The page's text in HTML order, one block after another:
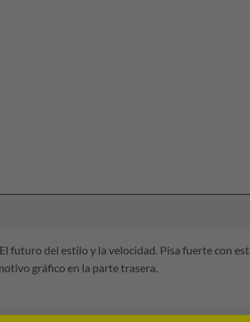
futuro del estilo y la velocidad. Pisa fuerte con
gráfico en la parte trasera.